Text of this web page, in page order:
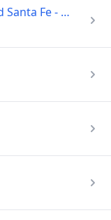
Electricista Matriculado - Electricidad Santa Fe - Urgencias 24 Hs